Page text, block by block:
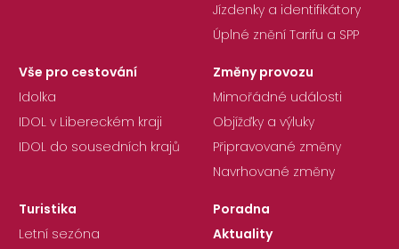
Jízdenky a identifikátory
Úplné znění Tarifu a SPP
Vše pro cestování
Idolka
IDOL v Libereckém kraji
IDOL do sousedních krajů
Změny provozu
Mimořádné události
Objížďky a výluky
Připravované změny
Navrhované změny
Turistika
Letní sezóna
Poradna
Aktuality